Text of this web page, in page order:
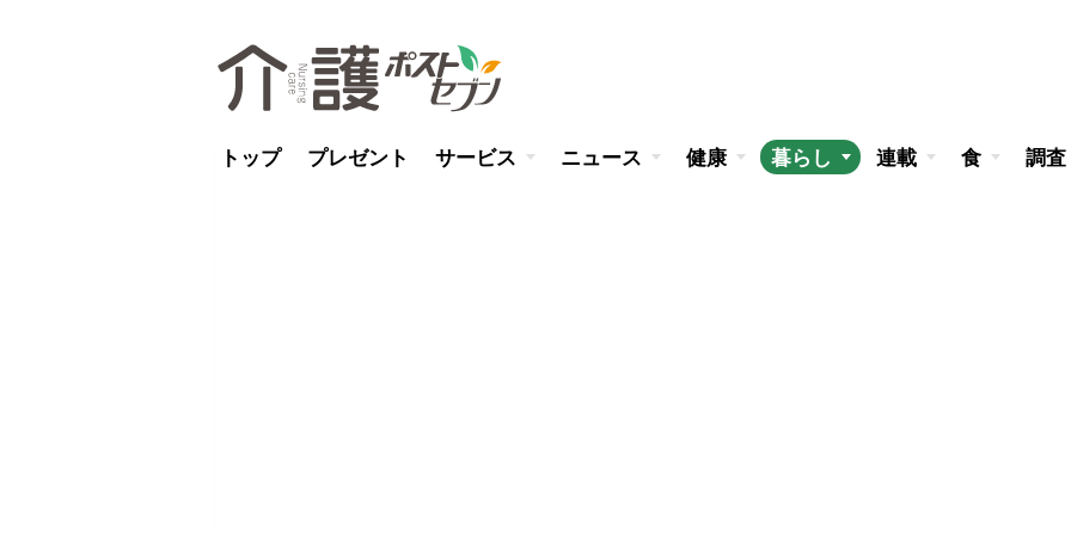
トップ プレゼント サービス ニュース 健康 暮らし 連載 食 調査